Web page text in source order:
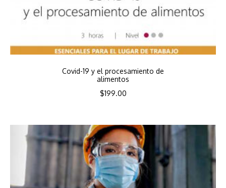
Covid-19 y el procesamiento de
alimentos
$199.00